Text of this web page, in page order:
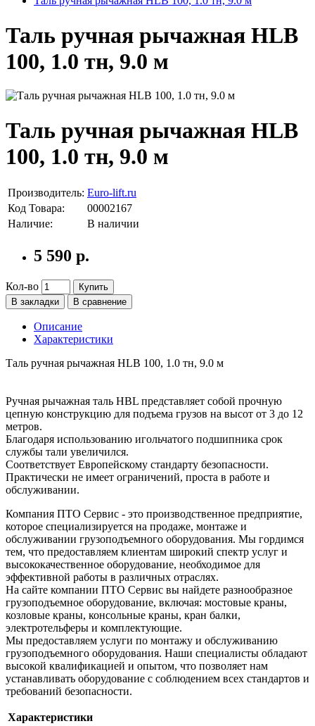
Таль ручная рычажная HLB
100, 1.0 тн, 9.0 м
Таль ручная рычажная HLB
100, 1.0 тн, 9.0 м
Производитель: Euro-lift.ru
Код Товара:
00002167
Наличие:
В наличии
5 590 р.
Кол-во
Купить
В закладки
В сравнение
Описание
Характеристики
Таль ручная рычажная HLB 100, 1.0 тн, 9.0 м
Ручная рычажная таль HBL представляет собой прочную
цепную конструкцию для подъема грузов на высот от 3 до 12
метров.
Благодаря использованию игольчатого подшипника срок
службы тали увеличился.
Соответствует Европейскому стандарту безопасности.
Практически не имеет ограничений, проста в работе и
обслуживании.
Компания ПТО Сервис - это производственное предприятие,
которое специализируется на продаже, монтаже и
обслуживании грузоподъемного оборудования. Мы гордимся
тем, что предоставляем клиентам широкий спектр услуг и
высококачественное оборудование, необходимое для
эффективной работы в различных отраслях.
На сайте компании ПТО Сервис вы найдете разнообразное
грузоподъемное оборудование, включая: мостовые краны,
козловые краны, консольные краны, кран балки,
электротельферы и комплектующие.
Мы предоставляем услуги по монтажу и обслуживанию
грузоподъемного оборудования. Наши специалисты обладают
высокой квалификацией и опытом, что позволяет нам
устанавливать оборудование с соблюдением всех стандартов и
требований безопасности.
Характеристики